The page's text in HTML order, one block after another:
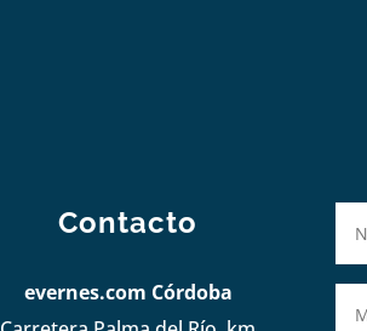
Contacto
evernes.com Córdoba